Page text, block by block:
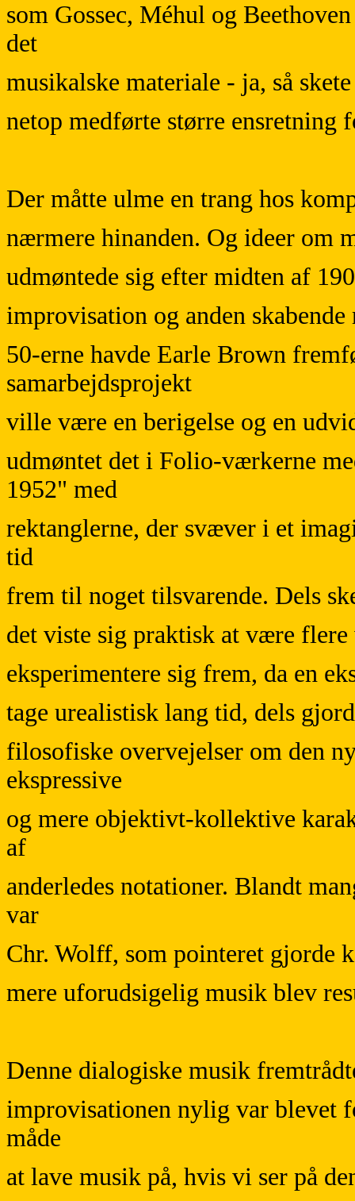
som Gossec, Méhul og
det
musikalske materiale - ja, så
netop medførte større ensretning
Der måtte ulme en trang hos
nærmere hinanden. Og ideer om
udmøntede sig efter midten af
improvisation og anden
50-erne havde Earle Brown
samarbejdsprojekt
ville være en berigelse og en
udmøntet det i Folio-værkerne
1952" med
rektanglerne, der svæver i et
tid
frem til noget tilsvarende. Dels
det viste sig praktisk at være flere
eksperimentere sig frem, da en
tage urealistisk lang tid, dels
filosofiske overvejelser om den
ekspressive
og mere objektivt-kollektive
af
anderledes notationer. Blandt
var
Chr. Wolff, som pointeret gjorde
mere uforudsigelig musik blev
Denne dialogiske musik
improvisationen nylig var blevet
måde
at lave musik på, hvis vi ser på